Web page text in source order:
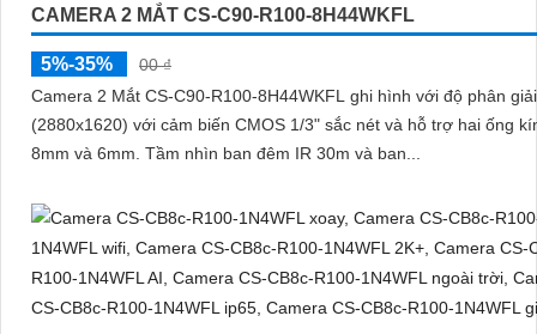
CAMERA 2 MẮT CS-C90-R100-8H44WKFL
5%-35%
00 ₫
Camera 2 Mắt CS-C90-R100-8H44WKFL ghi hình với độ phân
(2880x1620) với cảm biến CMOS 1/3" sắc nét và hỗ trợ hai ống
8mm và 6mm. Tầm nhìn ban đêm IR 30m và ban...